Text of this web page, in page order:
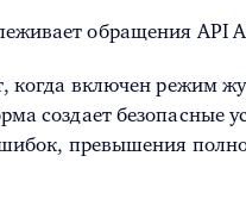
обращения API
когда включен режим
создает безопасные
превышения